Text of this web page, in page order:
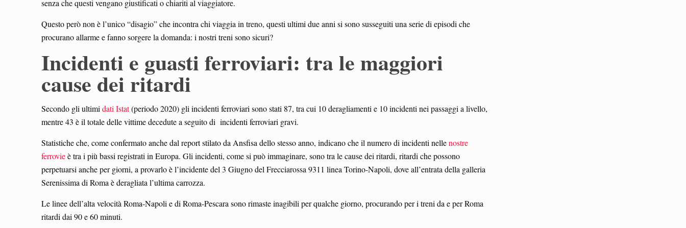
senza che questi vengano giustificati o chiariti al viaggiatore.
Questo però non è l’unico “disagio” che incontra chi viaggia in treno, questi ultimi due anni si sono susseguiti una serie di episodi che
procurano allarme e fanno sorgere la domanda: i nostri treni sono sicuri?
Incidenti e guasti ferroviari: tra le maggiori
cause dei ritardi
Secondo gli ultimidati Istat(periodo 2020) gli incidenti ferroviari sono stati 87, tra cui 10 deragliamenti e 10 incidenti nei passaggi a livello,
mentre 43 è il totale delle vittime decedute a seguito di incidenti ferroviari gravi.
Statistiche che, come confermato anche dal report stilato da Ansfisa dello stesso anno, indicano che il numero di incidenti nellenostre
ferrovieè tra i più bassi registrati in Europa. Gli incidenti, come si può immaginare, sono tra le cause dei ritardi, ritardi che possono
perpetuarsi anche per giorni, a provarlo è l’incidente del 3 Giugno del Frecciarossa 9311 linea Torino-Napoli, dove all’entrata della galleria
Serenissima di Roma è deragliata l’ultima carrozza.
Le linee dell’alta velocità Roma-Napoli e di Roma-Pescara sono rimaste inagibili per qualche giorno, procurando per i treni da e per Roma
ritardi dai 90 e 60 minuti.